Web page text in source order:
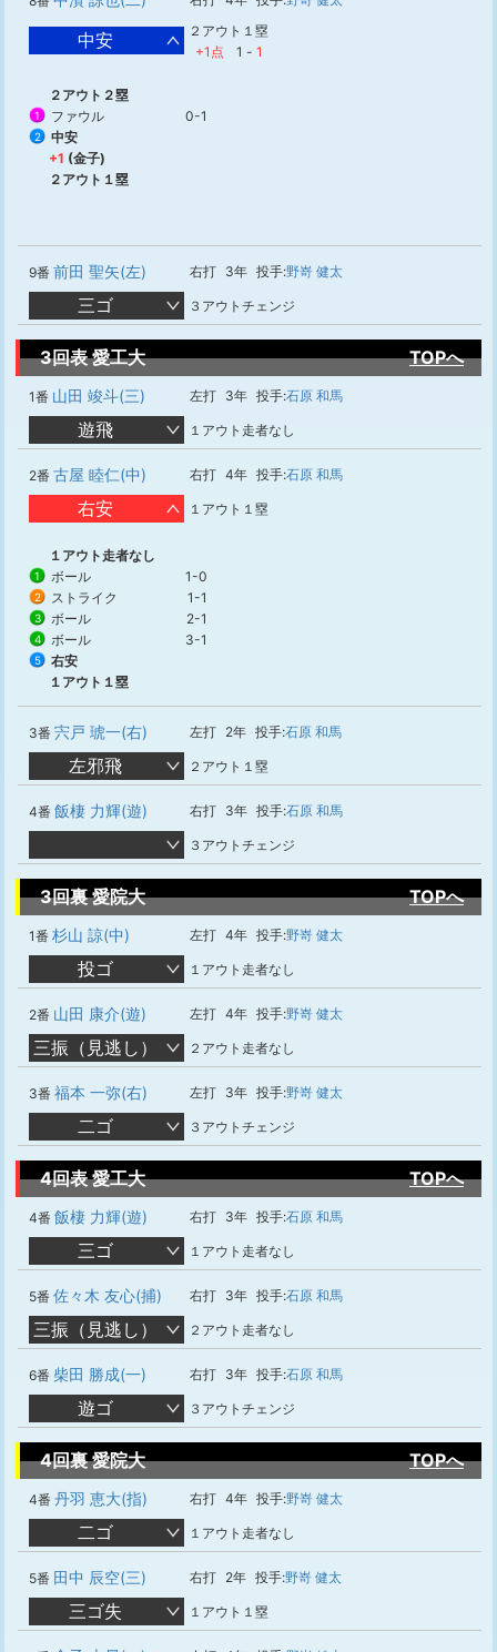
中安
２アウト１塁
+1点
1 - 1
２アウト２塁
1 ファウル 0-1
2
中安
+1 (金子)
２アウト１塁
9番 前田 聖矢(左) 右打 3年 投手:野嵜 健太
三ゴ ３アウトチェンジ
3回表 愛工大 TOPへ
1番 山田 竣斗(三) 左打 3年 投手:石原 和馬
遊飛 １アウト走者なし
2番 古屋 睦仁(中) 右打 4年 投手:石原 和馬
右安 １アウト１塁
１アウト走者なし
1 ボール 1-0
2 ストライク 1-1
3 ボール 2-1
4 ボール 3-1
5
右安
１アウト１塁
3番 宍戸 琥一(右) 左打 2年 投手:石原 和馬
左邪飛 ２アウト１塁
4番 飯棲 力輝(遊) 右打 3年 投手:石原 和馬
３アウトチェンジ
3回裏 愛院大 TOPへ
1番 杉山 諒(中) 左打 4年 投手:野嵜 健太
投ゴ １アウト走者なし
2番 山田 康介(遊) 左打 4年 投手:野嵜 健太
三振（見逃し） ２アウト走者なし
3番 福本 一弥(右) 左打 3年 投手:野嵜 健太
二ゴ ３アウトチェンジ
4回表 愛工大 TOPへ
4番 飯棲 力輝(遊) 右打 3年 投手:石原 和馬
三ゴ １アウト走者なし
5番 佐々木 友心(捕) 右打 3年 投手:石原 和馬
三振（見逃し） ２アウト走者なし
6番 柴田 勝成(一) 右打 3年 投手:石原 和馬
遊ゴ ３アウトチェンジ
4回裏 愛院大 TOPへ
4番 丹羽 恵大(指) 右打 4年 投手:野嵜 健太
二ゴ １アウト走者なし
5番 田中 辰空(三) 右打 2年 投手:野嵜 健太
三ゴ失 １アウト１塁